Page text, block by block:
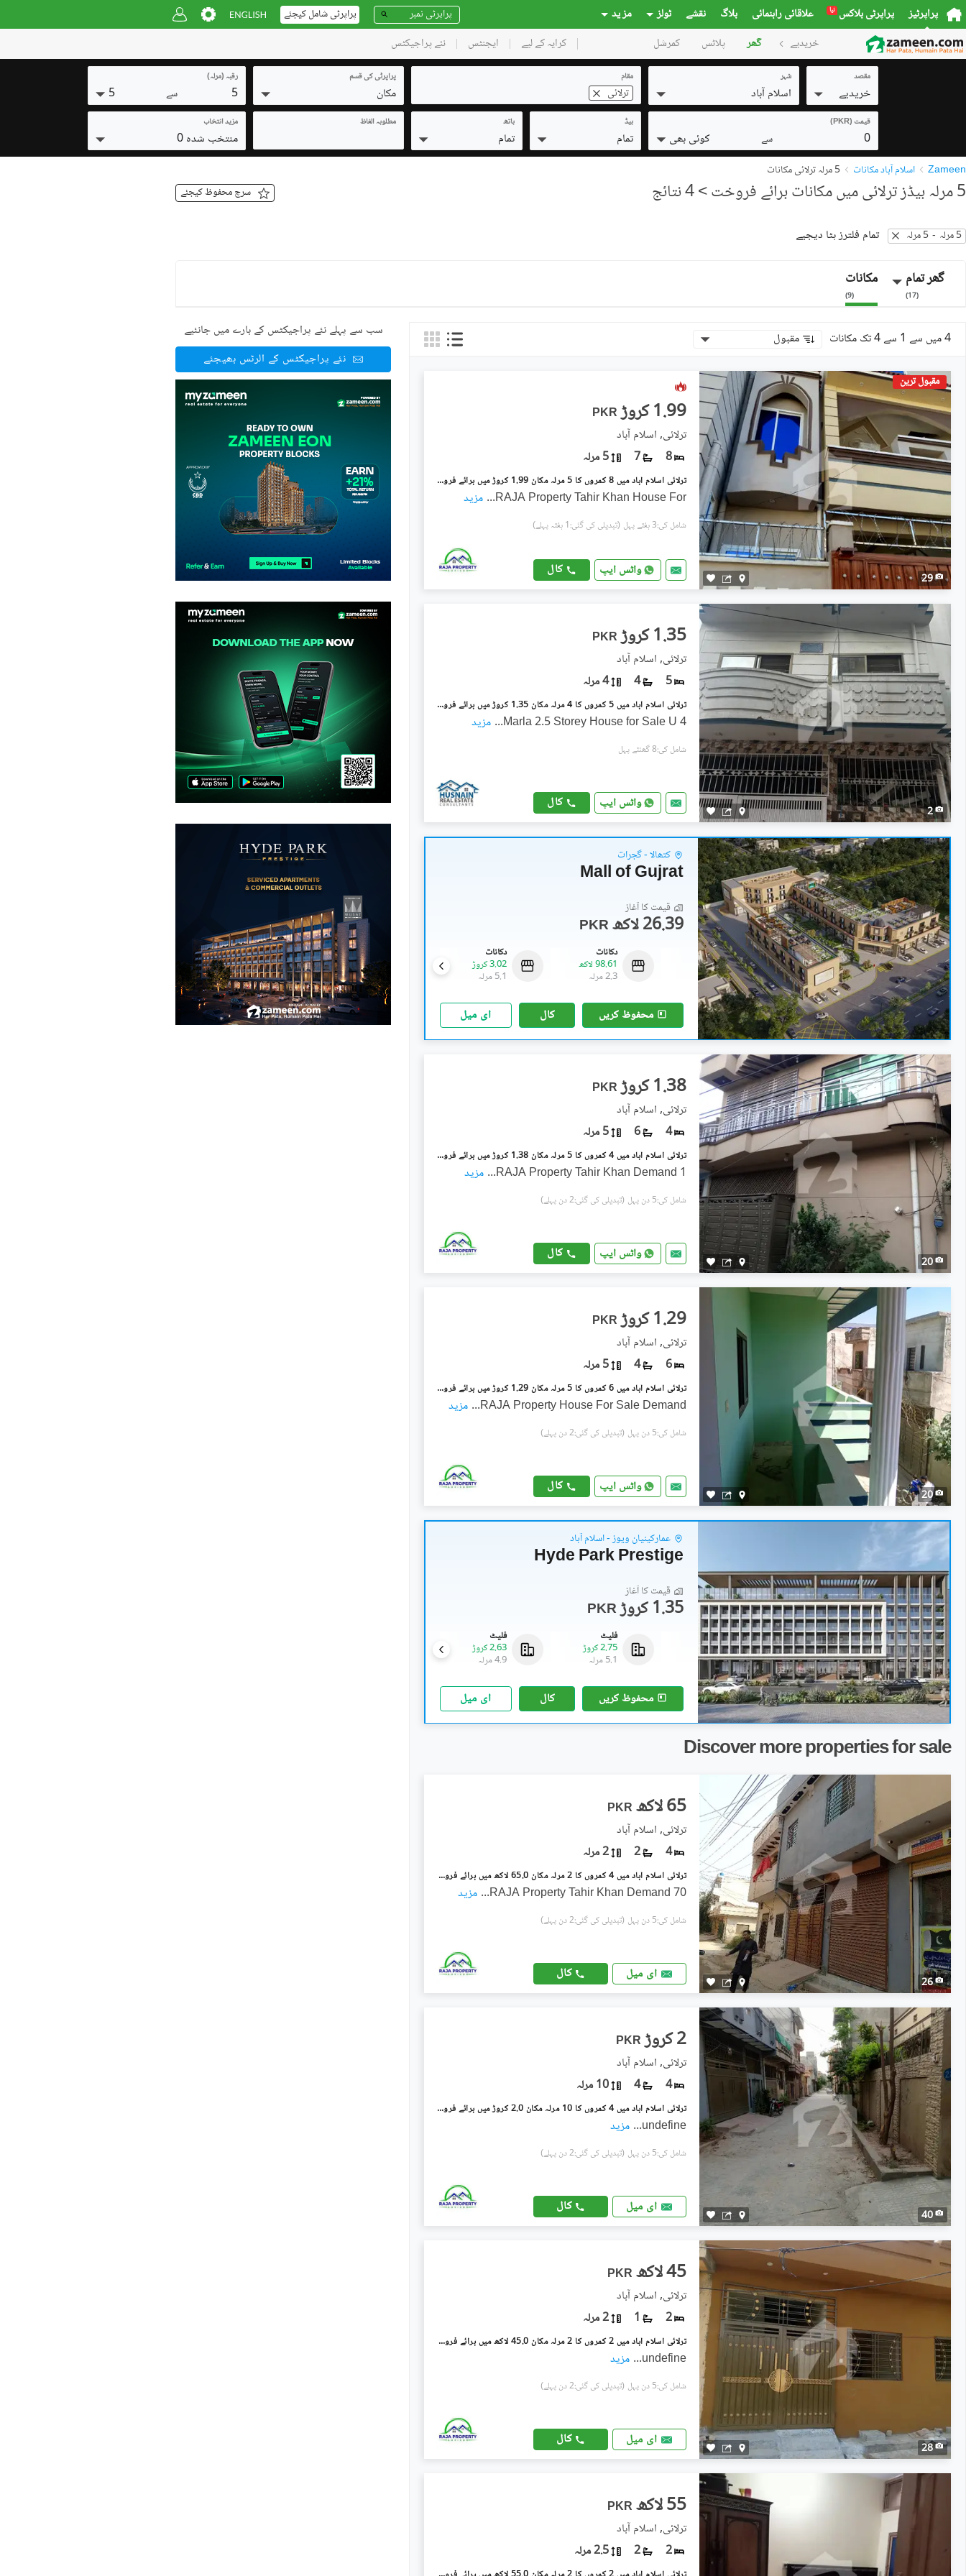
پراپرٹیز پراپرٹی بلاکس نیا علاقائی راہنمائی بلاگ نقشے ٹولز مز ید پراپرٹی شامل کیجئے
خریدیے گھر پلاٹس کمرشل کرایہ کے لیے ایجنٹس نئے پراجیکٹس
مقصد
خریدیے
شہر
اسلام آباد
مقام
ترلائی
پراپرٹی کی قسم
مکان
رقبہ (مرلہ)
5 سے 5
قیمت (PKR)
0 سے کوئی بھی
بیڈ
تمام
باتھ
تمام
مطلوبہ الفاظ مزید انتخاب
منتخب شدہ 0
Zameen اسلام آباد مکانات 5 مرلہ ترلائی مکانات
5 مرلہ بیڈز ترلائی میں مکانات برائے فروخت > 4 نتائج سرچ محفوظ کیجئے
5 مرلہ - 5 مرلہ تمام فلترز ہٹا دیجیے
گھر تمام
(
17
)
مکانات
(
9
)
4 میں سے 1 سے 4 تک مکانات مقبول
مقبول ترین
29
PKR 1.99 کروڑ
ترلائی, اسلام آباد
8
7 5 مرلہ
ترلائی اسلام آباد میں 8 کمروں کا 5 مرلہ مکان 1.99 کروڑ میں برائے فروخت۔
RAJA Property Tahir Khan House For
... مزید
شامل کی:3 ہفتے پہل (تبدیلی کی گئی:1 ہفتہ پہلے)
واٹس ایپ کال
2
PKR 1.35 کروڑ
ترلائی, اسلام آباد
5
4 4 مرلہ
ترلائی اسلام آباد میں 5 کمروں کا 4 مرلہ مکان 1.35 کروڑ میں برائے فروخت۔
4 Marla 2.5 Storey House for Sale U
... مزید
شامل کی:8 گھنٹے پہل
واٹس ایپ کال
کتھالا - گجرات
Mall of Gujrat
قیمت کا آغاز
PKR 26.39 لاکھ
دکانات
98.61 لاکھ
2.3 مرلہ
دکانات
3.02 کروڑ
5.1 مرلہ
دکانات
98.61 لاکھ
2.3 مرلہ
دکانات
3.5 کروڑ
8 مرلہ
محفوظ کریں کال ای میل
20
PKR 1.38 کروڑ
ترلائی, اسلام آباد
4
6 5 مرلہ
ترلائی اسلام آباد میں 4 کمروں کا 5 مرلہ مکان 1.38 کروڑ میں برائے فروخت۔
RAJA Property Tahir Khan Demand 1
... مزید
شامل کی:5 دن پہل (تبدیلی کی گئی:2 دن پہلے)
واٹس ایپ کال
20
PKR 1.29 کروڑ
ترلائی, اسلام آباد
6
4 5 مرلہ
ترلائی اسلام آباد میں 6 کمروں کا 5 مرلہ مکان 1.29 کروڑ میں برائے فروخت۔
RAJA Property House For Sale Demand
... مزید
شامل کی:5 دن پہل (تبدیلی کی گئی:2 دن پہلے)
واٹس ایپ کال
عمارکینیان ویوز - اسلام آباد
Hyde Park Prestige
قیمت کا آغاز
PKR 1.35 کروڑ
فلیٹ
2.63 کروڑ
4.9 مرلہ
فلیٹ
2.75 کروڑ
5.1 مرلہ
فلیٹ
2.99 کروڑ
5.6 مرلہ
محفوظ کریں کال ای میل
Discover more properties for sale
26
PKR 65 لاکھ
ترلائی, اسلام آباد
4
2 2 مرلہ
ترلائی اسلام آباد میں 4 کمروں کا 2 مرلہ مکان 65.0 لاکھ میں برائے فروخت۔
RAJA Property Tahir Khan Demand 70
... مزید
شامل کی:5 دن پہل (تبدیلی کی گئی:2 دن پہلے)
ای میل کال
40
PKR 2 کروڑ
ترلائی, اسلام آباد
4
4 10 مرلہ
ترلائی اسلام آباد میں 4 کمروں کا 10 مرلہ مکان 2.0 کروڑ میں برائے فروخت۔
undefine
... مزید
شامل کی:5 دن پہل (تبدیلی کی گئی:2 دن پہلے)
ای میل کال
28
PKR 45 لاکھ
ترلائی, اسلام آباد
2
1 2 مرلہ
ترلائی اسلام آباد میں 2 کمروں کا 2 مرلہ مکان 45.0 لاکھ میں برائے فروخت۔
undefine
... مزید
شامل کی:5 دن پہل (تبدیلی کی گئی:2 دن پہلے)
ای میل کال
PKR 55 لاکھ
ترلائی, اسلام آباد
2
2 2.5 مرلہ
سب سے پہلے نئے پراجیکٹس کے بارے میں جانئیے
نئے پراجیکٹس کے الرٹس بھیجئے